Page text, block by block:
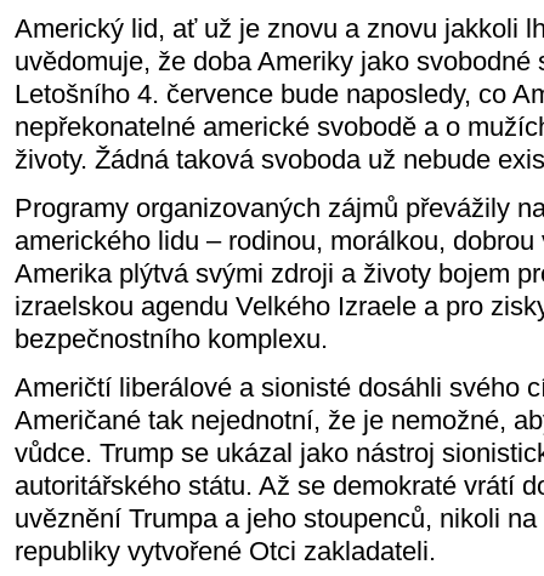
Americký lid, ať už je znovu a znovu jakkoli
uvědomuje, že doba Ameriky jako svobodné
Letošního 4. července bude naposledy, co
nepřekonatelné americké svobodě a o
životy. Žádná taková svoboda už nebude
Programy organizovaných zájmů převážily
amerického lidu – rodinou, morálkou,
Amerika plýtvá svými zdroji a životy bojem
izraelskou agendu Velkého Izraele a pro
bezpečnostního komplexu.
Američtí liberálové a sionisté dosáhli svého
Američané tak nejednotní, že je nemožné,
vůdce. Trump se ukázal jako nástroj
autoritářského státu. Až se demokraté vrátí
uvěznění Trumpa a jeho stoupenců, nikoli
republiky vytvořené Otci zakladateli.